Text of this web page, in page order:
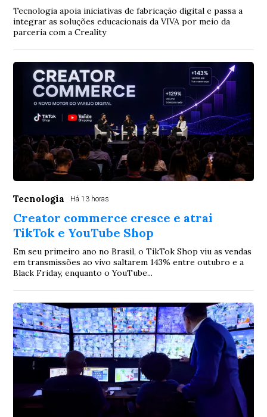
Tecnologia apoia iniciativas de fabricação digital e passa a
integrar as soluções educacionais da VIVA por meio da
parceria com a Creality
Tecnologia Há 13 horas
Creator commerce cresce e atrai
TikTok e YouTube Shop
Em seu primeiro ano no Brasil, o TikTok Shop viu as vendas
em transmissões ao vivo saltarem 143% entre outubro e a
Black Friday, enquanto o YouTube...